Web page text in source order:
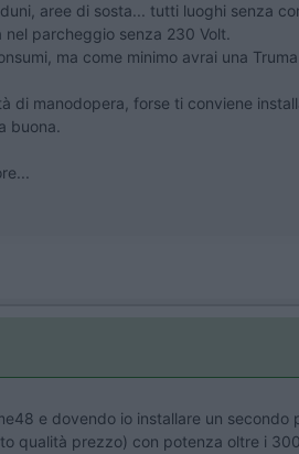
aree di sosta... tutti luoghi senza
parcheggio senza 230 Volt.
ma come minimo avrai una
di manodopera, forse ti conviene
buona.
e dovendo io installare un
qualità prezzo) con potenza oltre i